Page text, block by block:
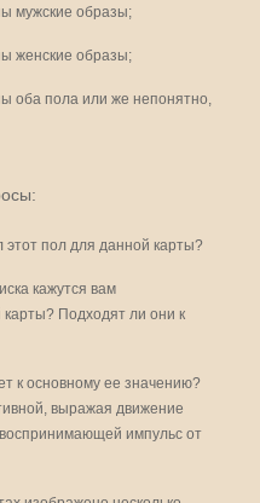
мужские образы;
женские образы;
оба пола или же непонятно,
этот пол для данной карты?
кажутся вам
Подходят ли они к
к основному ее значению?
выражая движение
импульс от